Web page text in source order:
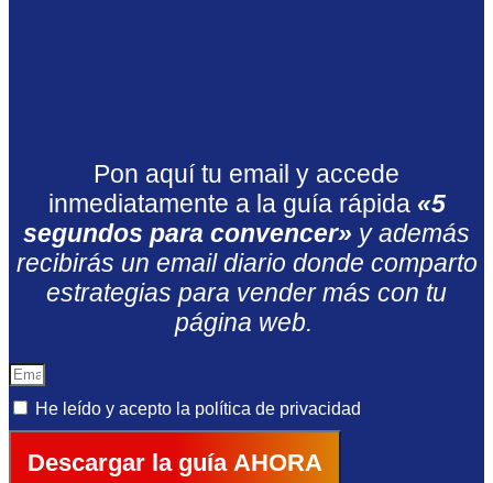
Pon aquí tu email y accede
inmediatamente a la guía rápida «5
segundos para convencer» y además
recibirás un email diario donde comparto
estrategias para vender más con tu
página web.
He leído y acepto la política de privacidad
Descargar la guía AHORA